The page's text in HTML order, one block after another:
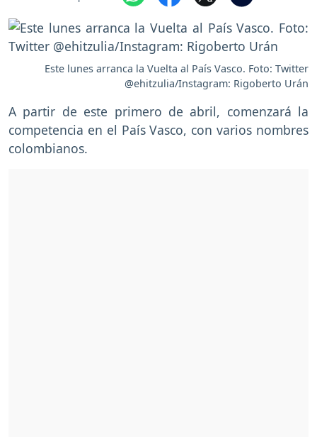
Este lunes arranca la Vuelta al País Vasco. Foto: Twitter
@ehitzulia/Instagram: Rigoberto Urán
A partir de este primero de abril, comenzará la
competencia en el País Vasco, con varios nombres
colombianos.